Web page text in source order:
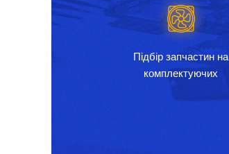
Підбір запчастин на
комплектуючих